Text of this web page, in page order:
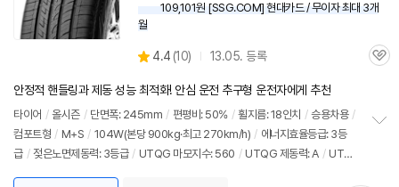
109,101원 [SSG.COM] 현대카드 / 무이자 최대 3개
월
별
점
4.4 (상
리
뷰
10) 13.05. 등록
관
안정적 핸들링과 제동 성능 최적화! 안심 운전 추구형 운전자에게 추천
타이어 / 올시즌 / 단면폭: 245mm / 편평비: 50% / 휠지름: 18인치 / 승용차용 /
컴포트형 / M+S / 104W(본당 900kg·최고 270km/h) / 에너지효율등급: 3등
급 / 젖은노면제동력: 3등급 / UTQG 마모지수: 560 / UTQG 제동력: A / UTQ